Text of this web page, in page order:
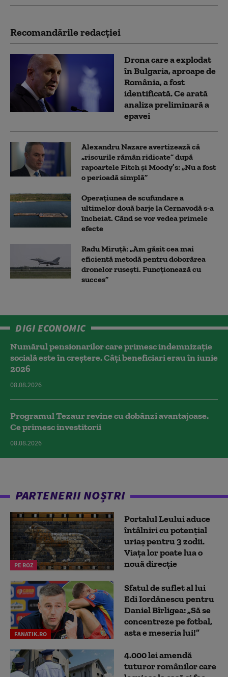
Recomandările redacţiei
Drona care a explodat
în Bulgaria, aproape de
România, a fost
identificată. Ce arată
analiza preliminară a
epavei
Alexandru Nazare avertizează că
„riscurile rămân ridicate” după
rapoartele Fitch și Moody’s: „Nu a fost
o perioadă simplă”
Operațiunea de scufundare a
ultimelor două barje la Cernavodă s-a
încheiat. Când se vor vedea primele
efecte
Radu Miruță: „Am găsit cea mai
eficientă metodă pentru doborârea
dronelor rusești. Funcționează cu
succes”
DIGI ECONOMIC
Numărul pensionarilor care primesc indemnizaţie
socială este în creștere. Câți beneficiari erau în iunie
2026
08.08.2026
Programul Tezaur revine cu dobânzi avantajoase.
Ce primesc investitorii
08.08.2026
PARTENERII NOȘTRI
PE ROZ
Portalul Leului aduce
întâlniri cu potențial
uriaș pentru 3 zodii.
Viața lor poate lua o
nouă direcție
FANATIK.RO
Sfatul de suflet al lui
Edi Iordănescu pentru
Daniel Bîrligea: „Să se
concentreze pe fotbal,
asta e meseria lui!”
4.000 lei amendă
tuturor românilor care